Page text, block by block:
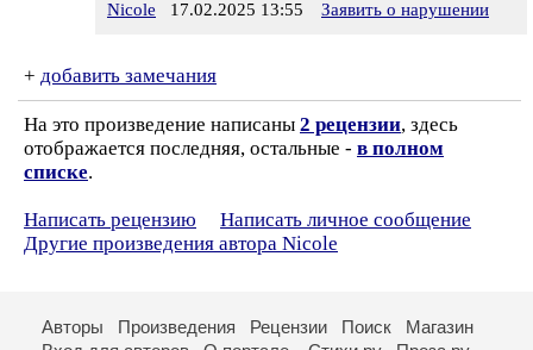
Nicole 17.02.2025 13:55 Заявить о нарушении
+ добавить замечания
На это произведение написаны 2 рецензии, здесь
отображается последняя, остальные - в полном
списке.
Написать рецензию
Написать личное сообщение
Другие произведения автора Nicole
Авторы Произведения Рецензии Поиск
Магазин